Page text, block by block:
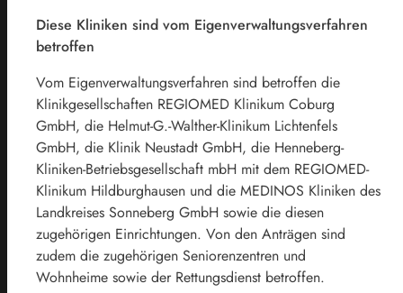
Diese Kliniken sind vom Eigenverwaltungsverfahren
betroffen
Vom Eigenverwaltungsverfahren sind betroffen die
Klinikgesellschaften REGIOMED Klinikum Coburg
GmbH, die Helmut-G.-Walther-Klinikum Lichtenfels
GmbH, die Klinik Neustadt GmbH, die Henneberg-
Kliniken-Betriebsgesellschaft mbH mit dem REGIOMED-
Klinikum Hildburghausen und die MEDINOS Kliniken des
Landkreises Sonneberg GmbH sowie die diesen
zugehörigen Einrichtungen. Von den Anträgen sind
zudem die zugehörigen Seniorenzentren und
Wohnheime sowie der Rettungsdienst betroffen.